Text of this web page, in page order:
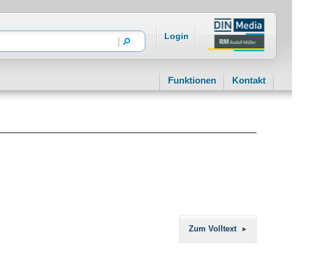
Login
Funktionen Kontakt
Zum Volltext